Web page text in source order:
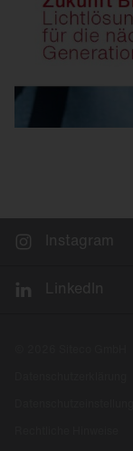
Instagram
LinkedIn